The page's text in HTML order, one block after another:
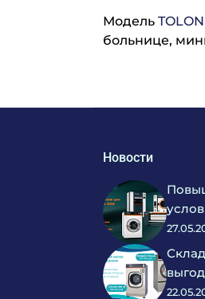
Модель TOLON
больнице,
Новости